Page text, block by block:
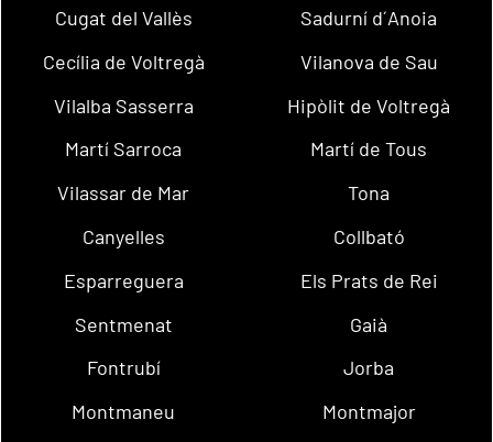
Cugat del Vallès
Sadurní d´Anoia
Cecília de Voltregà
Vilanova de Sau
Vilalba Sasserra
Hipòlit de Voltregà
Martí Sarroca
Martí de Tous
Vilassar de Mar
Tona
Canyelles
Collbató
Esparreguera
Els Prats de Rei
Sentmenat
Gaià
Fontrubí
Jorba
Montmaneu
Montmajor